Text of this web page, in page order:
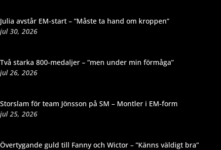
Julia avstår EM-start – ”Måste ta hand om kroppen”
jul 30, 2026
Två starka 800-medaljer – ”men under min förmåga”
jul 26, 2026
Storslam för team Jönsson på SM – Montler i EM-form
jul 25, 2026
Övertygande guld till Fanny och Wictor – ”Känns väldigt bra”